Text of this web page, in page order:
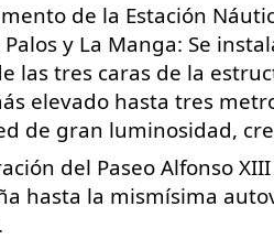
de la Estación
Palos y La Manga: Se
las tres caras de la
elevado hasta tres
de gran luminosidad,
del Paseo Alfonso
hasta la mismísima